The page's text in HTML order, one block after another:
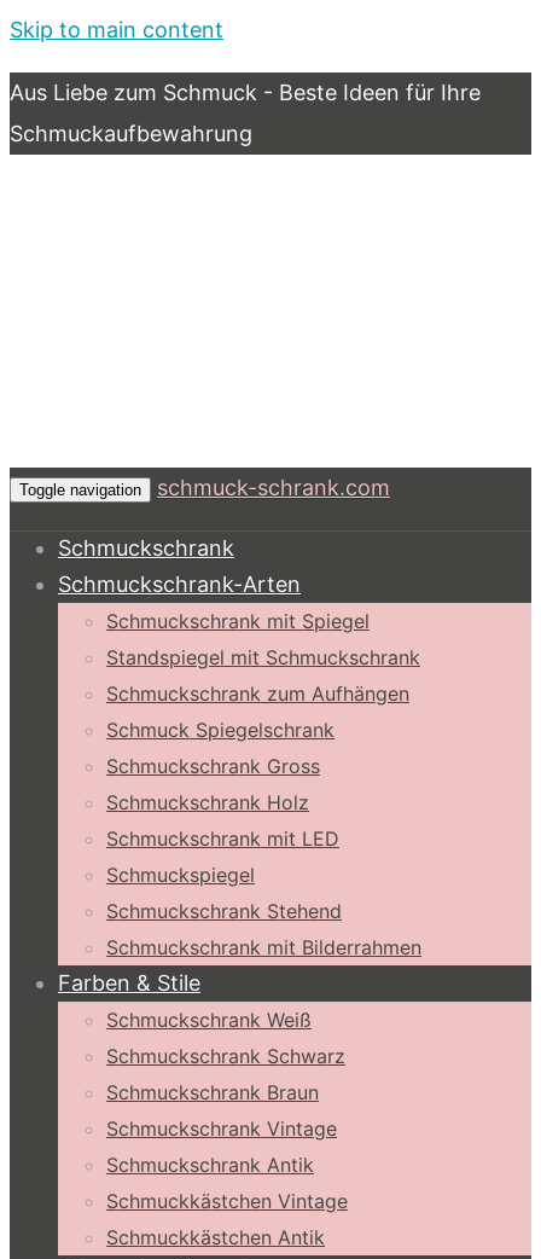
Skip to main content
Aus Liebe zum Schmuck - Beste Ideen für Ihre
Schmuckaufbewahrung
Toggle navigation schmuck-schrank.com
Schmuckschrank
Schmuckschrank-Arten
Schmuckschrank mit Spiegel
Standspiegel mit Schmuckschrank
Schmuckschrank zum Aufhängen
Schmuck Spiegelschrank
Schmuckschrank Gross
Schmuckschrank Holz
Schmuckschrank mit LED
Schmuckspiegel
Schmuckschrank Stehend
Schmuckschrank mit Bilderrahmen
Farben & Stile
Schmuckschrank Weiß
Schmuckschrank Schwarz
Schmuckschrank Braun
Schmuckschrank Vintage
Schmuckschrank Antik
Schmuckkästchen Vintage
Schmuckkästchen Antik